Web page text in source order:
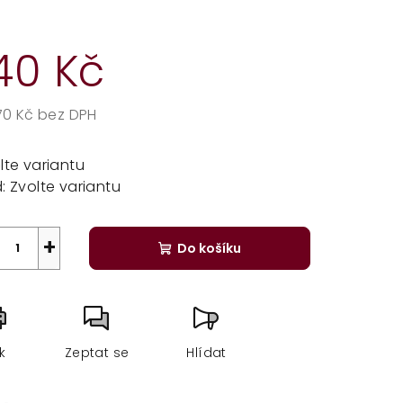
Kč
Kč bez DPH
variantu
Zvolte variantu
+ Do košíku
Zeptat se Hlídat